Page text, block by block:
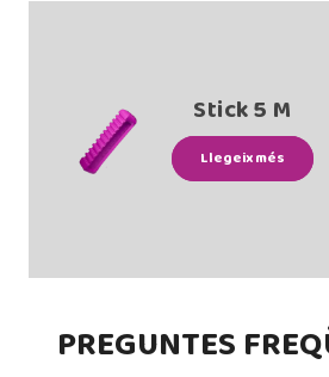
Stick 5 M
Llegeix més
PREGUNTES